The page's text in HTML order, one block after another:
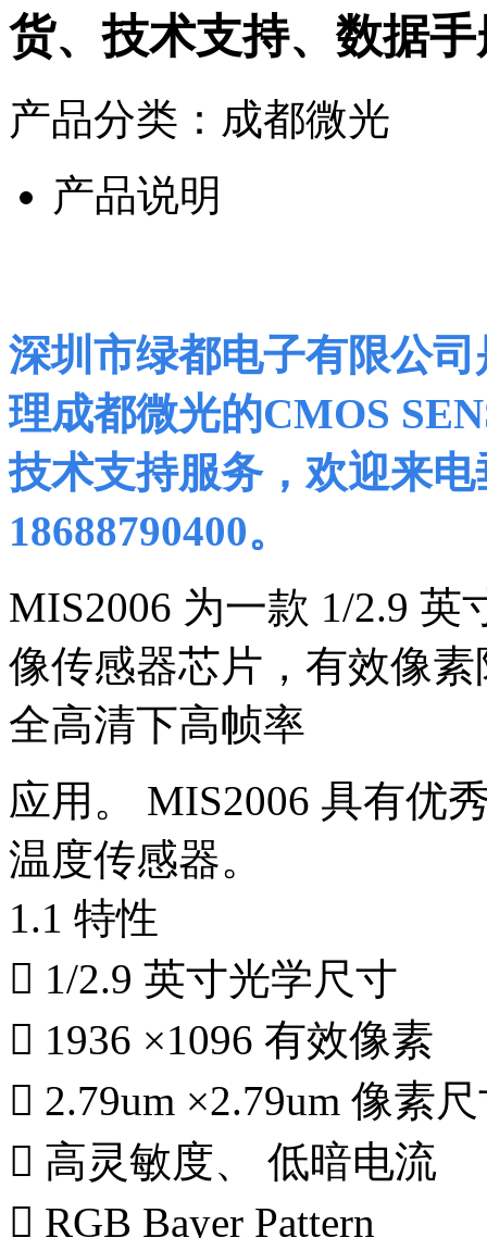
货、技术支持、数据
产品分类：成都微光
产品说明
深圳市绿都电子有限公
理成都微光的CMOS
技术支持服务，欢迎来
18688790400。
MIS2006 为一款 1/2.9 英
像传感器芯片，有效像
全高清下高帧率
应用。 MIS2006 具有优
温度传感器。
1.1 特性
 1/2.9 英寸光学尺寸
 1936 ×1096 有效像素
 2.79um ×2.79um 像素
 高灵敏度、 低暗电流
 RGB Bayer Pattern